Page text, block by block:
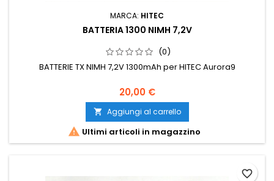
MARCA: HITEC
BATTERIA 1300 NIMH 7,2V
(0)
BATTERIE TX NIMH 7,2V 1300mAh per HITEC Aurora9
20,00 €
 Aggiungi al carrello
 Ultimi articoli in magazzino
favorite_border